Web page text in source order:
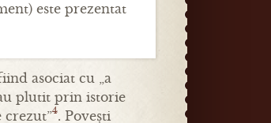
este prezentat
asociat cu „a
plutit prin istorie
crezut”4. Povești